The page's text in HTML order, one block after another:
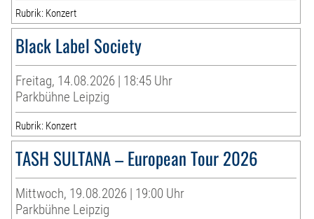
Rubrik: Konzert
Black Label Society
Freitag, 14.08.2026 | 18:45 Uhr
Parkbühne Leipzig
Rubrik: Konzert
TASH SULTANA – European Tour 2026
Mittwoch, 19.08.2026 | 19:00 Uhr
Parkbühne Leipzig